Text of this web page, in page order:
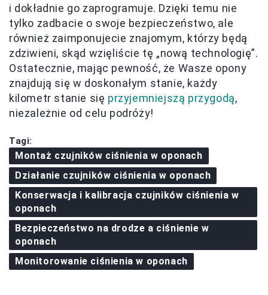
i dokładnie go zaprogramuje. Dzięki temu nie
tylko zadbacie o swoje bezpieczeństwo, ale
również zaimponujecie znajomym, którzy będą
zdziwieni, skąd wzięliście tę „nową technologię”.
Ostatecznie, mając pewność, że Wasze opony
znajdują się w doskonałym stanie, każdy
kilometr stanie się przyjemniejszą przygodą,
niezależnie od celu podróży!
Tagi:
Montaż czujników ciśnienia w oponach
Działanie czujników ciśnienia w oponach
Konserwacja i kalibracja czujników ciśnienia w
oponach
Bezpieczeństwo na drodze a ciśnienie w
oponach
Monitorowanie ciśnienia w oponach